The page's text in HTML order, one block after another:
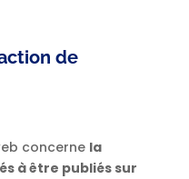
de
concerne la
à être publiés sur